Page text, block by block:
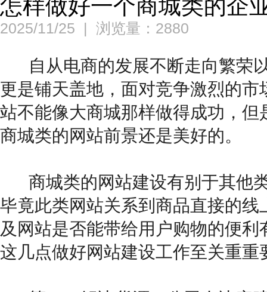
怎样做好一个商城类的企
2025/11/25 | 浏览量：2880
自从电商的发展不断走向繁荣
更是铺天盖地，面对竞争激烈的
站不能像大商城那样做得成功，
商城类的网站前景还是美好的。
商城类的网站建设有别于其他
毕竟此类网站关系到商品直接的
及网站是否能带给用户购物的便
这几点做好网站建设工作至关重重